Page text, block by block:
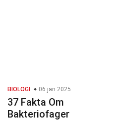
BIOLOGI 06 jan 2025
37 Fakta Om
Bakteriofager